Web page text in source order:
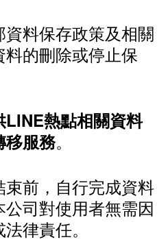
料保存政策及相關
的刪除或停止保
熱點相關資料
移服務。
前，自行完成資料
司對使用者無需因
律責任。